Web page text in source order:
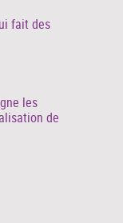
fait des
les
de